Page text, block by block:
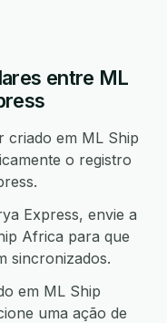
entre ML
em ML Ship
o registro
Express, envie a
Africa para que
sincronizados.
em ML Ship
uma ação de